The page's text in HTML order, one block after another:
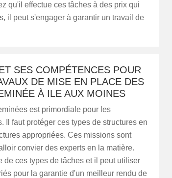
qu'il effectue ces tâches à des prix qui
il peut s'engager à garantir un travail de
SES COMPÉTENCES POUR
DE MISE EN PLACE DES
À ILE AUX MOINES
est primordiale pour les
Il faut protéger ces types de structures en
appropriées. Ces missions sont
convier des experts en la matière.
de ces types de tâches et il peut utiliser
pour la garantie d'un meilleur rendu de